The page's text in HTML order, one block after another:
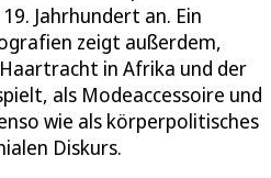
Jahrhundert an. Ein
zeigt außerdem,
in Afrika und der
als Modeaccessoire und
wie als körperpolitisches
Diskurs.